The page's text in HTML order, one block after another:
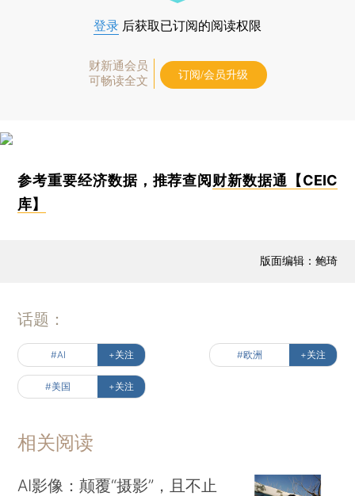
登录 后获取已订阅的阅读权限
财新通会员
可畅读全文
订阅/会员升级
参考重要经济数据，推荐查阅 财新数据通【CEIC
库】
版面编辑：鲍琦
话题：
#AI +关注 #欧洲 +关注
#美国 +关注
相关阅读
AI影像：颠覆“摄影”，且不止